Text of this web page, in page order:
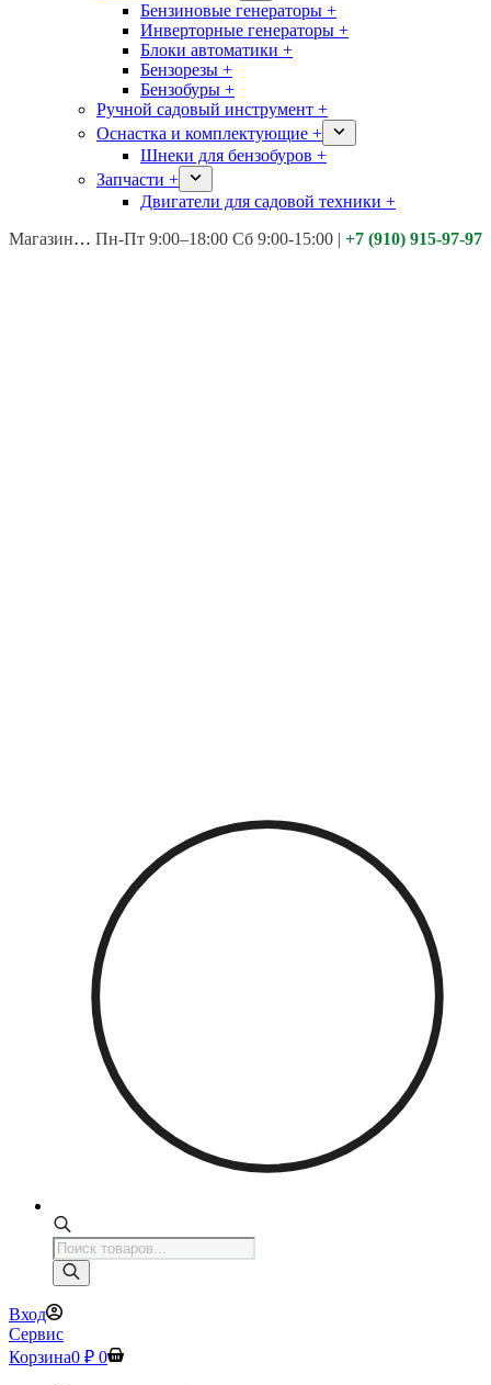
Бензиновые генераторы +
Инверторные генераторы +
Блоки автоматики +
Бензорезы +
Бензобуры +
Ручной садовый инструмент +
Оснастка и комплектующие +
Шнеки для бензобуров +
Запчасти +
Двигатели для садовой техники +
Магазины: Калуга ул. Московская д.113
Пн-Пт 9:00–18:00 Сб 9:00-15:00 | +7 (910) 915-97-97
Поиск
товаров
Вход
Сервис
Корзина0 ₽ 0